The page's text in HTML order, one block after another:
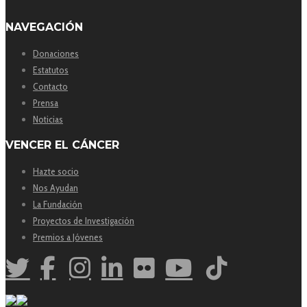
NAVEGACIÓN
Donaciones
Estatutos
Contacto
Prensa
Noticias
VENCER EL CÁNCER
Hazte socio
Nos Ayudan
La Fundación
Proyectos de Investigación
Premios a Jóvenes